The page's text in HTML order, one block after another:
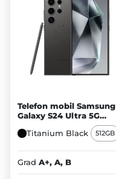
Telefon mobil Samsung
Galaxy S24 Ultra 5G
Titanium Black
Titanium Black 512GB
Grad A+, A, B
Prețul